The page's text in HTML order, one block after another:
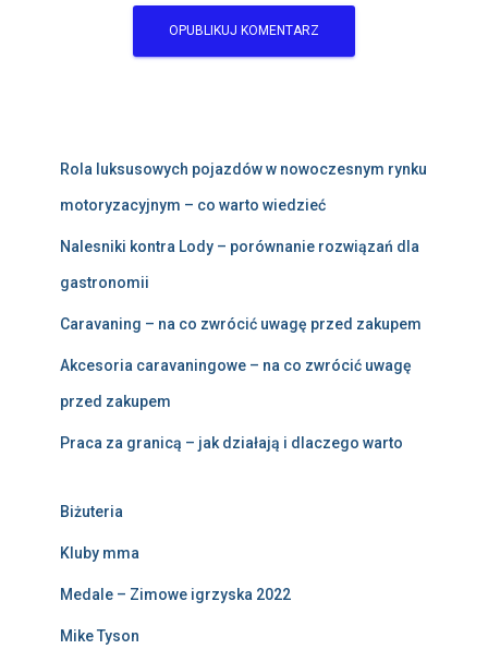
Rola luksusowych pojazdów w nowoczesnym rynku
motoryzacyjnym – co warto wiedzieć
Nalesniki kontra Lody – porównanie rozwiązań dla
gastronomii
Caravaning – na co zwrócić uwagę przed zakupem
Akcesoria caravaningowe – na co zwrócić uwagę
przed zakupem
Praca za granicą – jak działają i dlaczego warto
Biżuteria
Kluby mma
Medale – Zimowe igrzyska 2022
Mike Tyson